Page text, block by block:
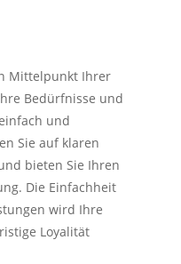
Mittelpunkt Ihrer
Bedürfnisse und
und
Sie auf klaren
bieten Sie Ihren
Die Einfachheit
wird Ihre
Loyalität